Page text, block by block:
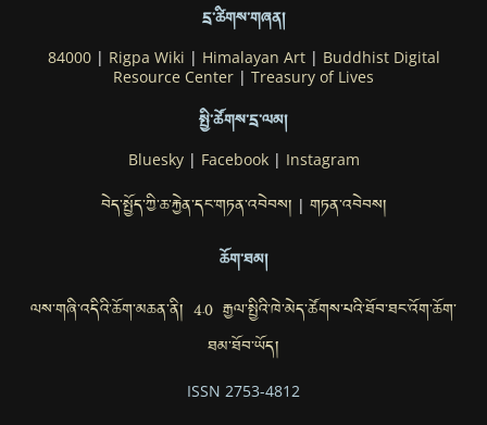
དྲ་ཚིགས་གཞན།
84000| Rigpa Wiki | Himalayan Art| Buddhist Digital
Resource Center | Treasury of Lives
སྤྱི་ཚོགས་དྲ་ལམ།
Bluesky| Facebook| Instagram
བེད་སྤྱོད་ཀྱི་ཆ་རྐྱེན་དང་གཏན་འབེབས། | གཏན་འབེབས།
ཆོག་ཐམ།
ལས་གཞི་འདིའི་ཆོག་མཆན་ནི། 4.0 རྒྱལ་སྤྱིའི་ཁེ་མེད་ཚོགས་པའི་ཐོབ་ཐང་འོག་ཆོག་
ཐམ་ཐོབ་ཡོད།
ISSN 2753-4812